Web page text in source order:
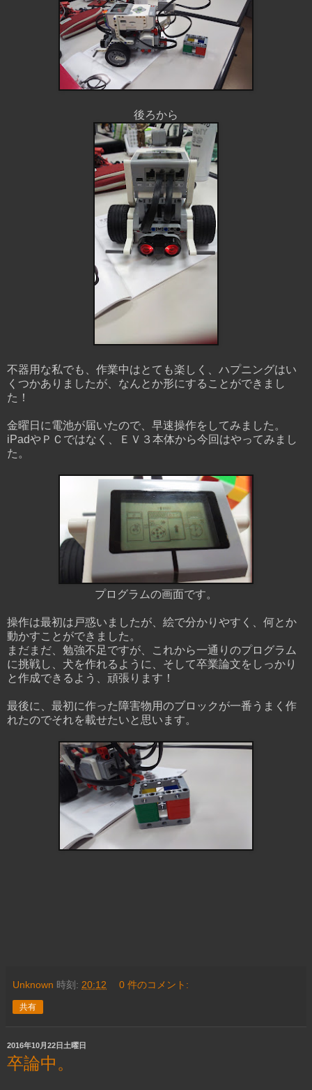
後ろから
不器用な私でも、作業中はとても楽しく、ハプニングはい
くつかありましたが、なんとか形にすることができまし
た！
金曜日に電池が届いたので、早速操作をしてみました。
iPadやＰＣではなく、ＥＶ３本体から今回はやってみまし
た。
プログラムの画面です。
操作は最初は戸惑いましたが、絵で分かりやすく、何とか
動かすことができました。
まだまだ、勉強不足ですが、これから一通りのプログラム
に挑戦し、犬を作れるように、そして卒業論文をしっかり
と作成できるよう、頑張ります！
最後に、最初に作った障害物用のブロックが一番うまく作
れたのでそれを載せたいと思います。
Unknown 時刻: 20:12 0 件のコメント:
共有
2016年10月22日土曜日
卒論中。